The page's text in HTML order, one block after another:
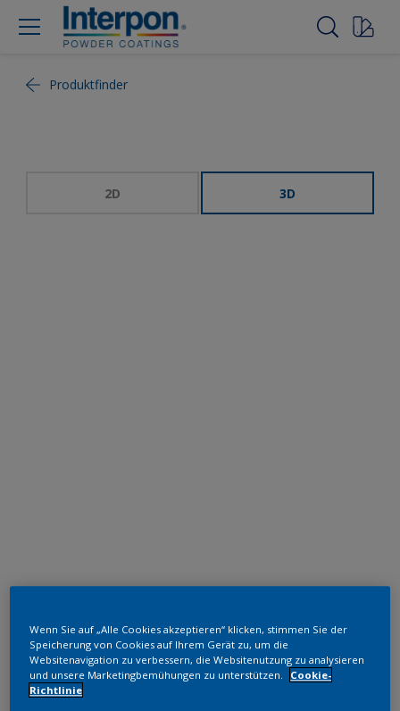
Produktfinder
2D 3D
Aluminium
EW515I
Wenn Sie auf „Alle Cookies akzeptieren“ klicken, stimmen Sie der
Speicherung von Cookies auf Ihrem Gerät zu, um die
Websitenavigation zu verbessern, die Websitenutzung zu analysieren
und unsere Marketingbemühungen zu unterstützen.
Cookie-
Richtlinie